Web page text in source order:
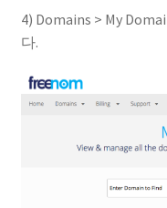
4) Domains > My
다.